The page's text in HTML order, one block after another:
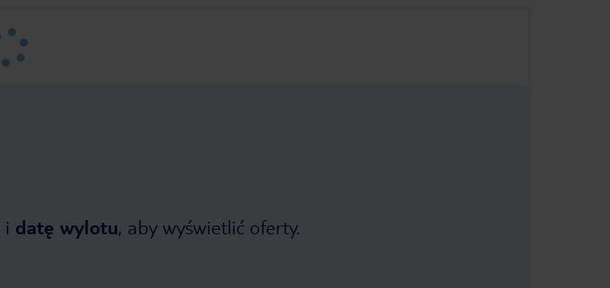
i datę wylotu, aby wyświetlić oferty.